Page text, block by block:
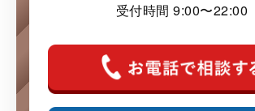
受付時間 9:00〜22:00